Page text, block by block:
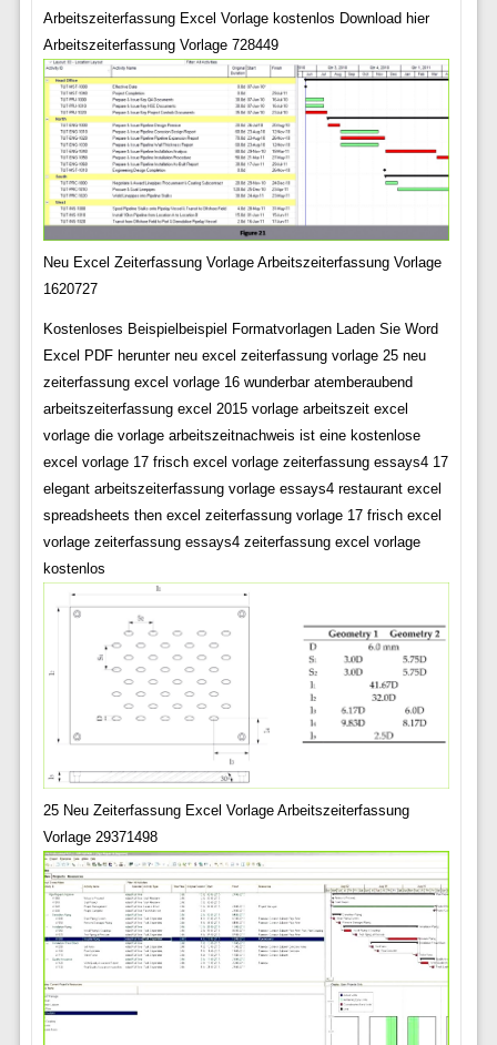
Arbeitszeiterfassung Excel Vorlage kostenlos Download hier
Arbeitszeiterfassung Vorlage 728449
Neu Excel Zeiterfassung Vorlage Arbeitszeiterfassung Vorlage
1620727
Kostenloses Beispielbeispiel Formatvorlagen Laden Sie Word
Excel PDF herunter neu excel zeiterfassung vorlage 25 neu
zeiterfassung excel vorlage 16 wunderbar atemberaubend
arbeitszeiterfassung excel 2015 vorlage arbeitszeit excel
vorlage die vorlage arbeitszeitnachweis ist eine kostenlose
excel vorlage 17 frisch excel vorlage zeiterfassung essays4 17
elegant arbeitszeiterfassung vorlage essays4 restaurant excel
spreadsheets then excel zeiterfassung vorlage 17 frisch excel
vorlage zeiterfassung essays4 zeiterfassung excel vorlage
kostenlos
25 Neu Zeiterfassung Excel Vorlage Arbeitszeiterfassung
Vorlage 29371498